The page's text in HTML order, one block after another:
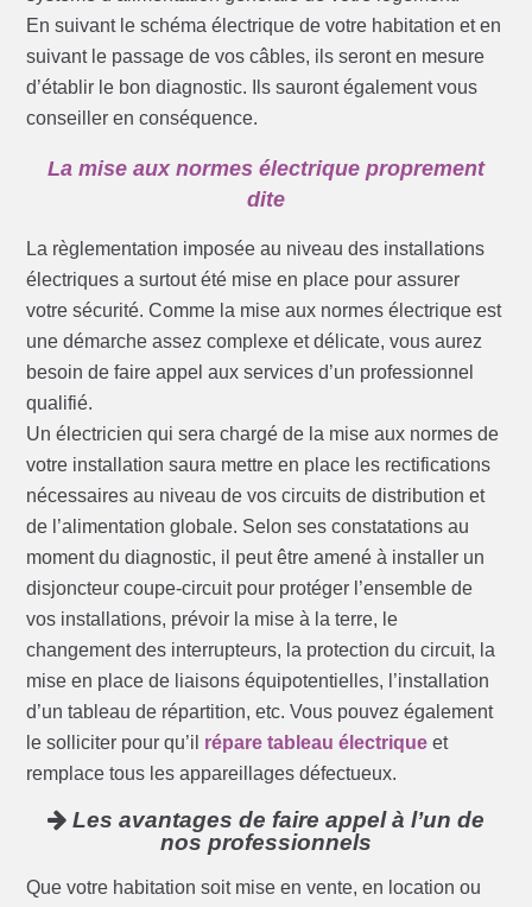
En suivant le schéma électrique de votre habitation et en
suivant le passage de vos câbles, ils seront en mesure
d’établir le bon diagnostic. Ils sauront également vous
conseiller en conséquence.
La mise aux normes électrique proprement
dite
La règlementation imposée au niveau des installations
électriques a surtout été mise en place pour assurer
votre sécurité. Comme la mise aux normes électrique est
une démarche assez complexe et délicate, vous aurez
besoin de faire appel aux services d’un professionnel
qualifié.
Un électricien qui sera chargé de la mise aux normes de
votre installation saura mettre en place les rectifications
nécessaires au niveau de vos circuits de distribution et
de l’alimentation globale. Selon ses constatations au
moment du diagnostic, il peut être amené à installer un
disjoncteur coupe-circuit pour protéger l’ensemble de
vos installations, prévoir la mise à la terre, le
changement des interrupteurs, la protection du circuit, la
mise en place de liaisons équipotentielles, l’installation
d’un tableau de répartition, etc. Vous pouvez également
le solliciter pour qu’il répare tableau électrique et
remplace tous les appareillages défectueux.
Les avantages de faire appel à l’un de
nos professionnels
Que votre habitation soit mise en vente, en location ou